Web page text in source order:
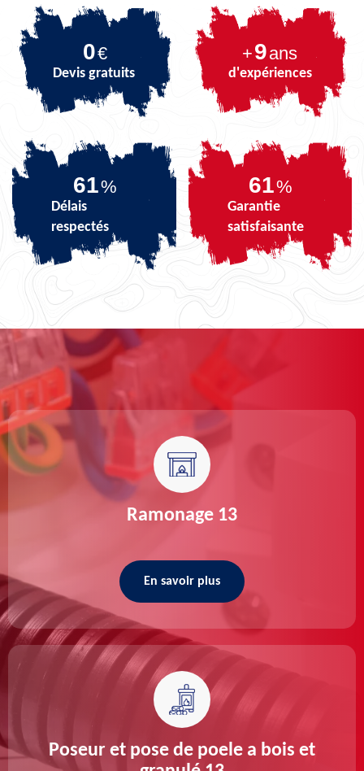
0€
Devis gratuits
+9ans
d'expériences
74%
Délais
respectés
74%
Garantie
satisfaisante
Ramonage 13
En savoir plus
Poseur et pose de poele a bois et